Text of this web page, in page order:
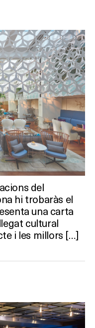
del
hi trobaràs el
una carta
cultural
i les millors […]